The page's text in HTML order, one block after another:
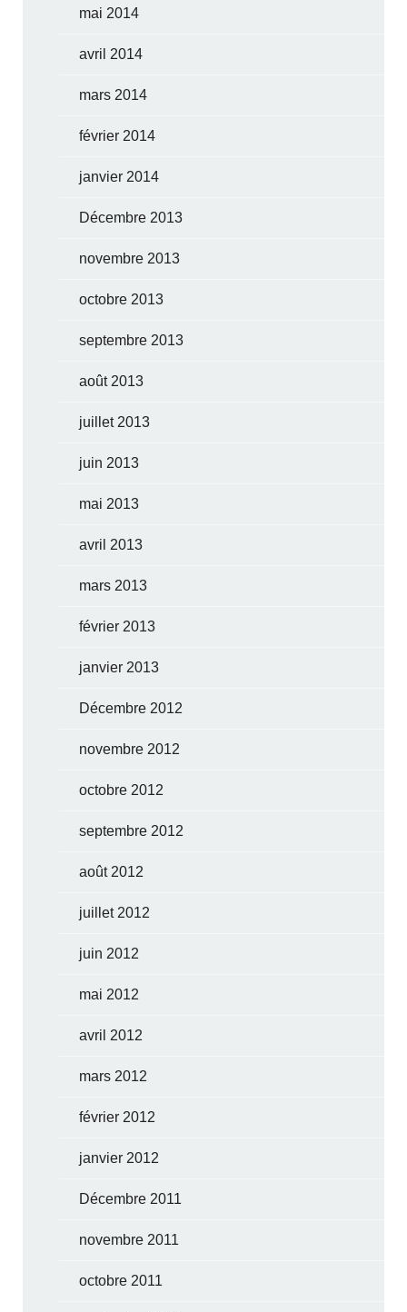
mai 2014
avril 2014
mars 2014
février 2014
janvier 2014
Décembre 2013
novembre 2013
octobre 2013
septembre 2013
août 2013
juillet 2013
juin 2013
mai 2013
avril 2013
mars 2013
février 2013
janvier 2013
Décembre 2012
novembre 2012
octobre 2012
septembre 2012
août 2012
juillet 2012
juin 2012
mai 2012
avril 2012
mars 2012
février 2012
janvier 2012
Décembre 2011
novembre 2011
octobre 2011